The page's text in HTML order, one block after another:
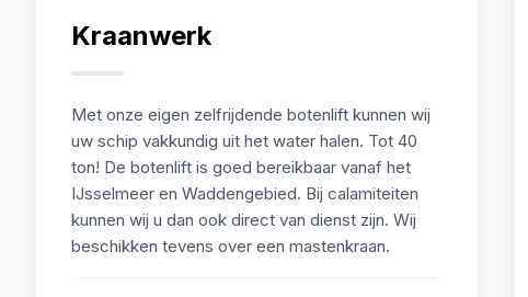
Kraanwerk
Met onze eigen zelfrijdende botenlift kunnen wij
uw schip vakkundig uit het water halen. Tot 40
ton! De botenlift is goed bereikbaar vanaf het
IJsselmeer en Waddengebied. Bij calamiteiten
kunnen wij u dan ook direct van dienst zijn. Wij
beschikken tevens over een mastenkraan.